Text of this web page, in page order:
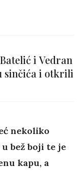
i Vedran
sinčića i otkrili
nekoliko
bež boji te je
kapu, a